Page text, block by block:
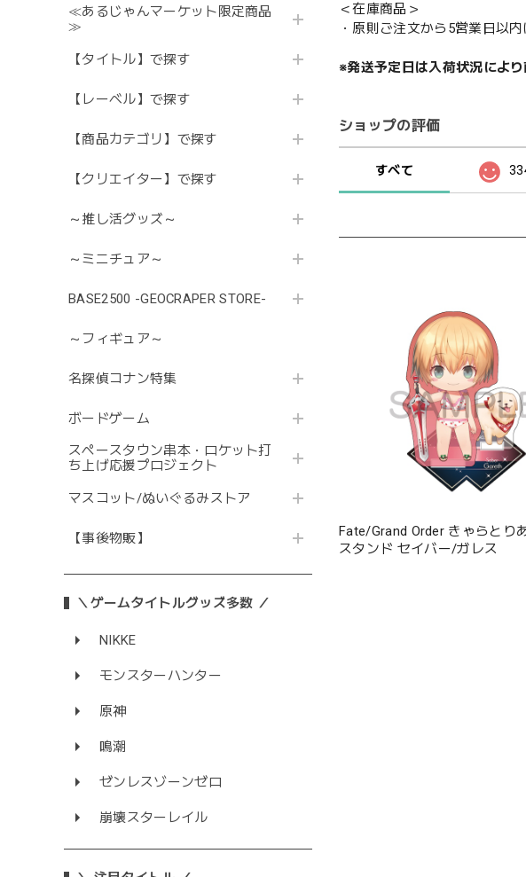
≪あるじゃんマーケット限定商品
≫
【タイトル】で探す
【レーベル】で探す
【商品カテゴリ】で探す
【クリエイター】で探す
～推し活グッズ～
～ミニチュア～
BASE2500 -GEOCRAPER STORE-
～フィギュア～
名探偵コナン特集
ボードゲーム
スペースタウン串本・ロケット打
ち上げ応援プロジェクト
マスコット/ぬいぐるみストア
【事後物販】
＼ゲームタイトルグッズ多数 ／
NIKKE
モンスターハンター
原神
鳴潮
ゼンレスゾーンゼロ
崩壊スターレイル
＜在庫商品＞
・原則ご注文から5営業日以内
※発送予定日は入荷状況によ
ショップの評価
すべて
Fate/Grand Order きゃらとり
スタンド セイバー/ガレス